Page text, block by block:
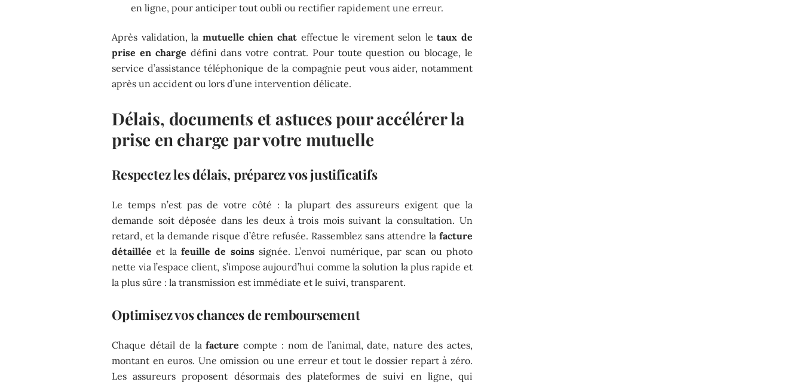
en ligne, pour anticiper tout oubli ou rectifier rapidement une erreur.
Après validation, la mutuelle chien chateffectue le virement selon letaux de
prise en charge défini dans votre contrat. Pour toute question ou blocage, le
service d’assistance téléphonique de la compagnie peut vous aider, notamment
après un accident ou lors d’une intervention délicate.
Délais, documents et astuces pour accélérer la
prise en charge par votre mutuelle
Respectez les délais, préparez vos justificatifs
Le temps n’est pas de votre côté : la plupart des assureurs exigent que la
demande soit déposée dans les deux à trois mois suivant la consultation. Un
retard, et la demande risque d’être refusée. Rassemblez sans attendre la facture
détaillée et lafeuille de soinssignée. L’envoi numérique, par scan ou photo
nette via l’espace client, s’impose aujourd’hui comme la solution la plus rapide et
la plus sûre : la transmission est immédiate et le suivi, transparent.
Optimisez vos chances de remboursement
Chaque détail de lafacture compte : nom de l’animal, date, nature des actes,
montant en euros. Une omission ou une erreur et tout le dossier repart à zéro.
Les assureurs proposent désormais des plateformes de suivi en ligne, qui